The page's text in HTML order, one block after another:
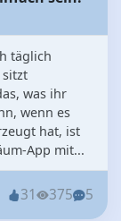
täglich
sitzt
was ihr
wenn es
hat, ist
App mit...
31 375 5